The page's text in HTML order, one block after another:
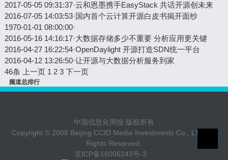
2017-05-05 09:31:37·云和恩墨携手EasyStack 共话开源创未来
2016-07-05 14:03:53·国内首个云计算开源白皮书揭开面纱
1970-01-01 08:00:00·
2016-05-16 14:16:17·大数据存储多少不重要 分析应用更关键
2016-04-27 16:22:54·OpenDaylight 开源打造SDN统一平台
2016-04-12 13:26:50·让开源与大数据分析服务到家
46条
上一页 1 2 3 下一页
频道总排行
中国信息化周报 版权所有
Copyright © 2008 Beijing CCID Media Investments Co., LTD. All
Rights Reserved.
京ICP备16006243号-3